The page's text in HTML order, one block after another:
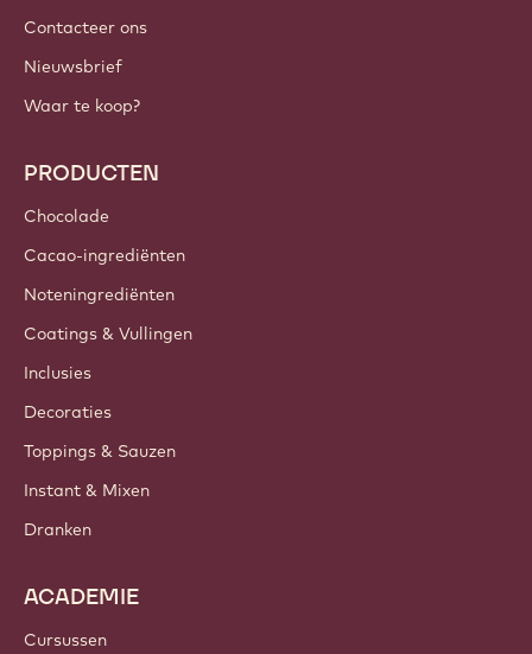
Contacteer ons
Nieuwsbrief
Waar te koop?
PRODUCTEN
Chocolade
Cacao-ingrediënten
Noteningrediënten
Coatings & Vullingen
Inclusies
Decoraties
Toppings & Sauzen
Instant & Mixen
Dranken
ACADEMIE
Cursussen